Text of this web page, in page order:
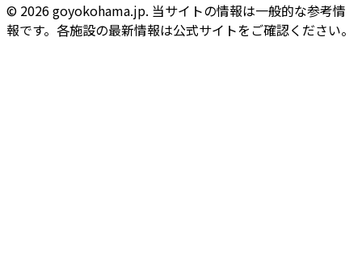
© 2026 goyokohama.jp. 当サイトの情報は一般的な参考情
報です。各施設の最新情報は公式サイトをご確認ください。